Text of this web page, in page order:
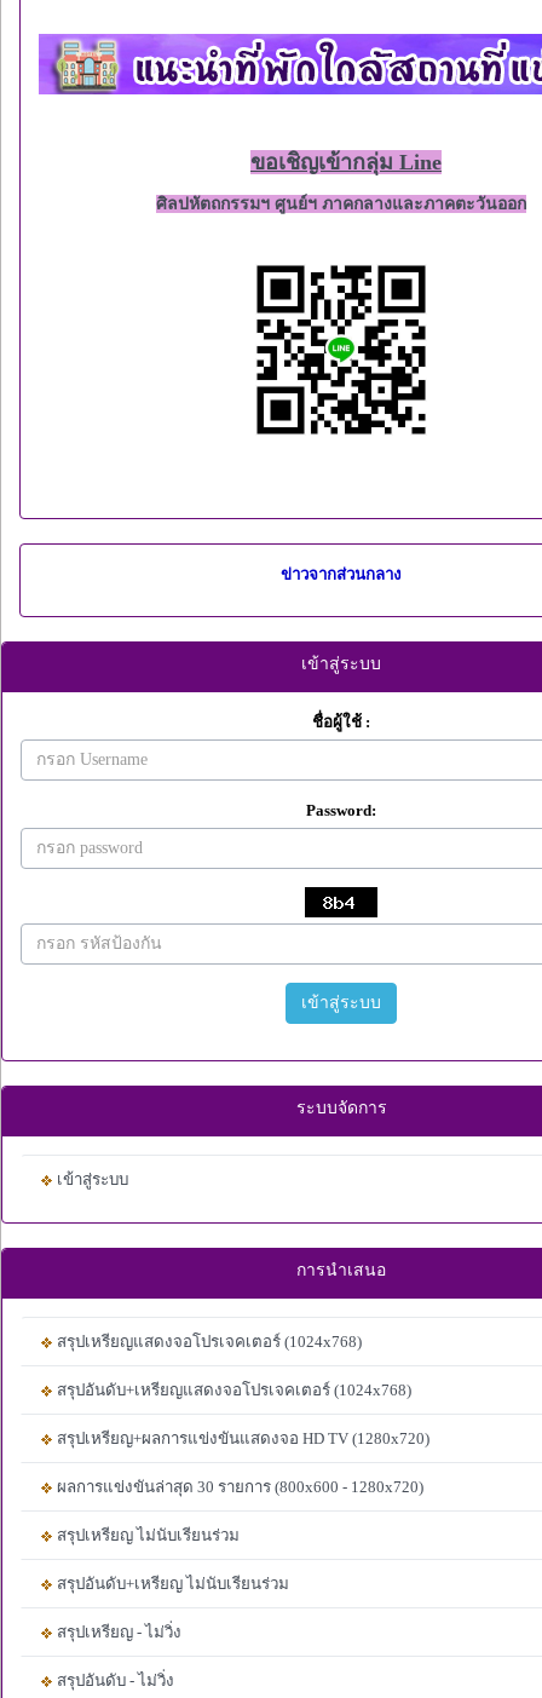
ขอเชิญเข้ากลุ่ม Line
ศิลปหัตถกรรมฯ ศูนย์ฯ ภาคกลางและภาคตะวันออก
ข่าวจากส่วนกลาง
เข้าสู่ระบบ
ชื่อผู้ใช้ :
Password:
เข้าสู่ระบบ
ระบบจัดการ
เข้าสู่ระบบ
การนำเสนอ
สรุปเหรียญแสดงจอโปรเจคเตอร์ (1024x768)
สรุปอันดับ+เหรียญแสดงจอโปรเจคเตอร์ (1024x768)
สรุปเหรียญ+ผลการแข่งขันแสดงจอ HD TV (1280x720)
ผลการแข่งขันล่าสุด 30 รายการ (800x600 - 1280x720)
สรุปเหรียญ ไม่นับเรียนร่วม
สรุปอันดับ+เหรียญ ไม่นับเรียนร่วม
สรุปเหรียญ - ไม่วิ่ง
สรุปอันดับ - ไม่วิ่ง